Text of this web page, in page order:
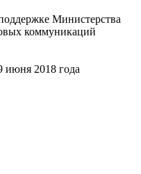
Министерства
коммуникаций
июня 2018 года